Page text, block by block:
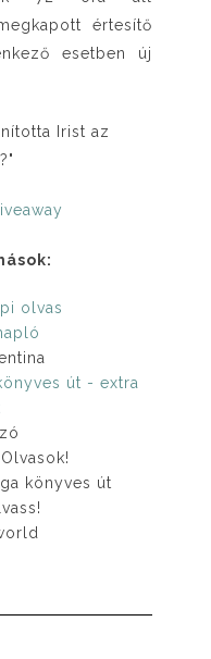
értesítő
esetben új
Irist az
olvas
út - extra
könyves út